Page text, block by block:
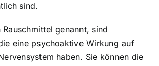
sind.
genannt, sind
eine psychoaktive Wirkung auf
haben. Sie können die